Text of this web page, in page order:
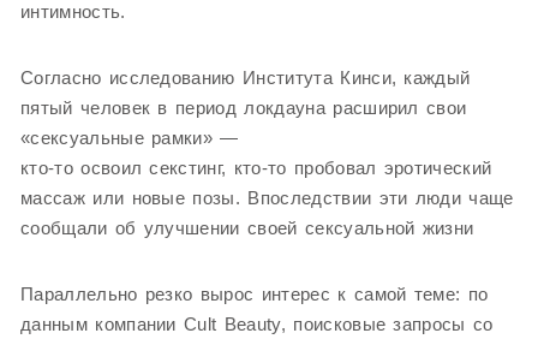
интимность.
Согласно исследованию Института Кинси, каждый
пятый человек в период локдауна расширил свои
«сексуальные рамки» —
кто-то освоил секстинг, кто-то пробовал эротический
массаж или новые позы. Впоследствии эти люди чаще
сообщали об улучшении своей сексуальной жизни
Параллельно резко вырос интерес к самой теме: по
данным компании Cult Beauty, поисковые запросы со